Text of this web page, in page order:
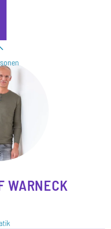
WARNECK